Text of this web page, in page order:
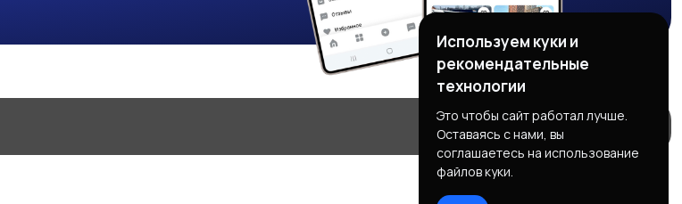
Используем куки и
рекомендательные
технологии
Это чтобы сайт работал лучше.
Оставаясь с нами, вы
соглашаетесь на использование
файлов куки.